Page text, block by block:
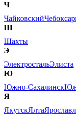
Ч
Чайковский
Ш
Шахты
Э
ЭлектростальЭлиста
Ю
Южно-Сахалинск
Я
ЯкутскЯлта